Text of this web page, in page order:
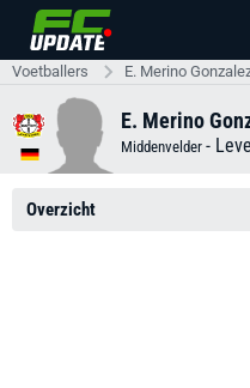
Voetballers E. Merino
E. Merino
Middenvelder -
Overzicht